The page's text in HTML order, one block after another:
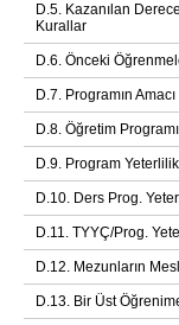
D.5. Kazanılan
Kurallar
D.6. Önceki
D.7. Programın Amacı
D.8. Öğretim Programı
D.9. Program
D.10. Ders Prog.
D.11. TYYÇ/Prog.
D.12. Mezunların
D.13. Bir Üst